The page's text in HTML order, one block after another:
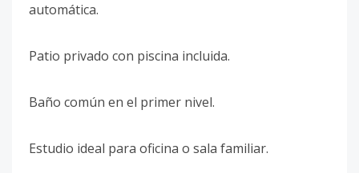
automática.
Patio privado con piscina incluida.
Baño común en el primer nivel.
Estudio ideal para oficina o sala familiar.